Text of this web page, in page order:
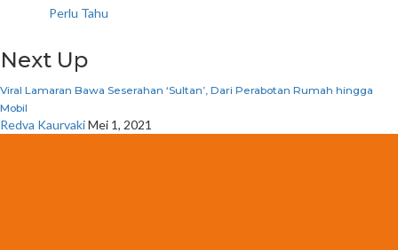
Perlu Tahu
Next Up
Viral Lamaran Bawa Seserahan ‘Sultan’, Dari Perabotan Rumah hingga
Mobil
Redva KaurvakiMei 1, 2021